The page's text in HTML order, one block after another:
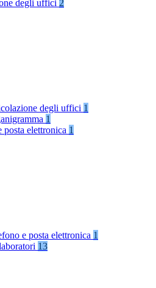
degli uffici 2
degli uffici 1
1
posta elettronica 1
e posta elettronica 1
13